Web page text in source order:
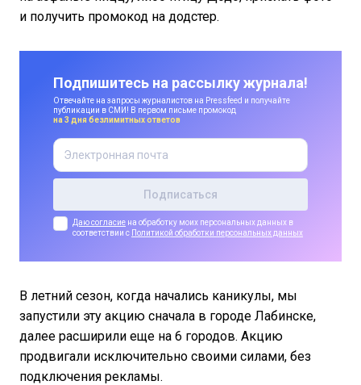
и получить промокод на додстер.
Подпишитесь на рассылку журнала!
Отвечайте на запросы журналистов на Pressfeed и получайте
публикации в СМИ! В первом письме промокод
на 3 дня безлимитных ответов
Даю согласие на обработку моих персональных данных в
соответствии с Политикой обработки персональных данных
В летний сезон, когда начались каникулы, мы
запустили эту акцию сначала в городе Лабинске,
далее расширили еще на 6 городов. Акцию
продвигали исключительно своими силами, без
подключения рекламы.